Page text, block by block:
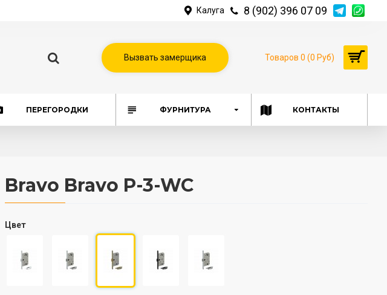
Калуга 8 (902) 396 07 09
Вызвать замерщика Товаров 0 (0 Руб)
ПЕРЕГОРОДКИ ФУРНИТУРА КОНТАКТЫ
Bravo Bravo P-3-WC
Цвет